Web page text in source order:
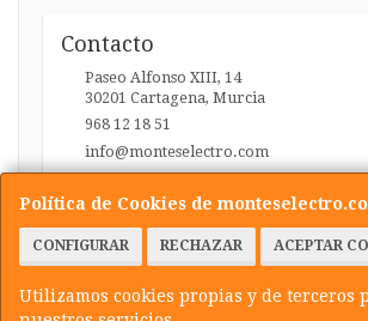
Política de Cookies de
CONFIGURAR RECHAZAR ACEPTAR
Utilizamos cookies propias y de terceros
Contacto
Paseo Alfonso XIII, 14
30201 Cartagena, Murcia
968 12 18 51
info@monteselectro.com
Horario
Lunes a Viernes: 09:45-14:00 y 17:00-20:30 /
09:45-14:00